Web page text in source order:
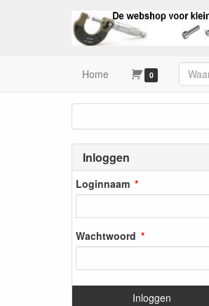
Home 0
Inloggen
Loginnaam
Wachtwoord
Inloggen